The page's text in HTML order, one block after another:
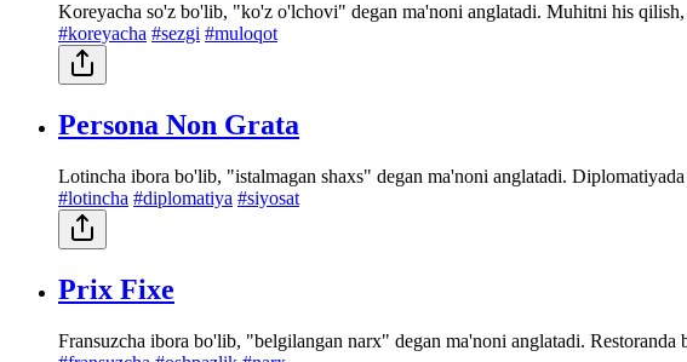
Koreyacha so'z bo'lib, "ko'z o'lchovi" degan ma'noni anglatadi. Muhitni his
#koreyacha #sezgi #muloqot
Persona Non Grata
Lotincha ibora bo'lib, "istalmagan shaxs" degan ma'noni anglatadi.
#lotincha #diplomatiya #siyosat
Prix Fixe
Fransuzcha ibora bo'lib, "belgilangan narx" degan ma'noni anglatadi.